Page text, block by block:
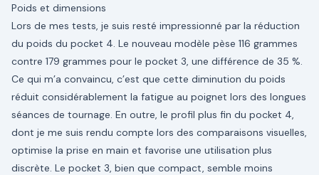
Poids et dimensions
Lors de mes tests, je suis resté impressionné par la réduction
du poids du pocket 4. Le nouveau modèle pèse 116 grammes
contre 179 grammes pour le pocket 3, une différence de 35 %.
Ce qui m’a convaincu, c’est que cette diminution du poids
réduit considérablement la fatigue au poignet lors des longues
séances de tournage. En outre, le profil plus fin du pocket 4,
dont je me suis rendu compte lors des comparaisons visuelles,
optimise la prise en main et favorise une utilisation plus
discrète. Le pocket 3, bien que compact, semble moins